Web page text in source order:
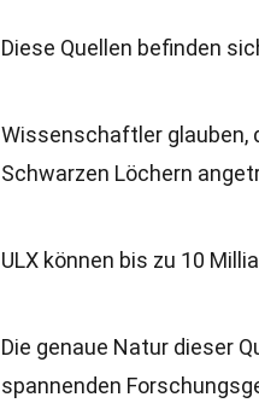
Diese Quellen befinden
Wissenschaftler glauben,
Schwarzen Löchern
ULX können bis zu 10
Die genaue Natur dieser
spannenden